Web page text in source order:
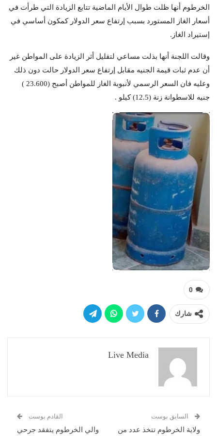
الخرطوم أنها ظلت طوال الأيام الماضية تتابع الزيادة التي طرأت في
أسعار الغاز المستورد بسبب إرتفاع سعر الدولار كمكون أساسي في
إستيراد الغاز.
وقالت اللجنة أنها بذلت مساعي لتقليل أثر الزيادة على المواطن غير
أن عدم ثبات قيمة الجنيه مقابل إرتفاع سعر الدولار حالت دون ذلك
وعليه فان السعر الرسمي لأنبوبة الغاز للمواطن أصبح (23.600 )
جنيه للاسطوانة زنة (12.5) كيلو .
0
شارك
Live Media
السابق بوست
ولاية الخرطوم تتخذ عدد من
القادم بوست
والي الخرطوم يتفقد جرحي